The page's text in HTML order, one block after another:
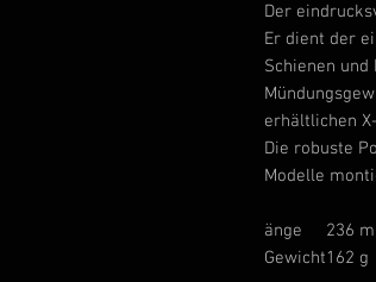
Der
Er dient der
Schienen und
erhältlichen
Die robuste
Modelle
änge
236
Gewicht162 g